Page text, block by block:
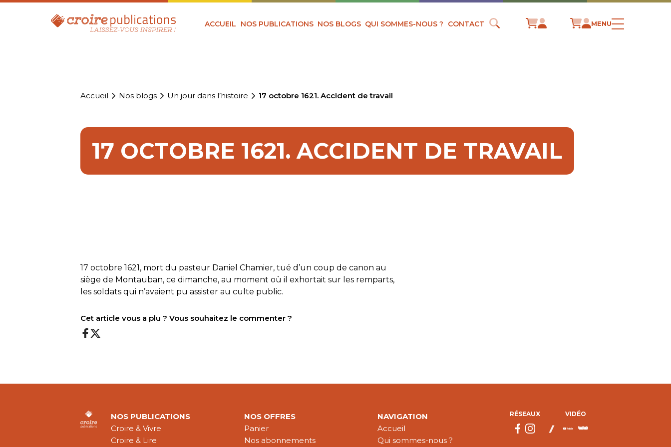
ACCUEIL NOS PUBLICATIONS NOS BLOGS QUI SOMMES-NOUS ? CONTACT MENU
Accueil Nos blogs Un jour dans l’histoire 17 octobre 1621. Accident de travail
17 OCTOBRE 1621. ACCIDENT DE TRAVAIL
17 octobre 1621, mort du pasteur Daniel Chamier, tué d’un coup de canon au
siège de Montauban, ce dimanche, au moment où il exhortait sur les remparts,
les soldats qui n’avaient pu assister au culte public.
Cet article vous a plu ? Vous souhaitez le commenter ?
NOS PUBLICATIONS
Croire & Vivre
Croire & Lire
NOS OFFRES
Panier
Nos abonnements
NAVIGATION
Accueil
Qui sommes-nous ?
RÉSEAUX VIDÉO